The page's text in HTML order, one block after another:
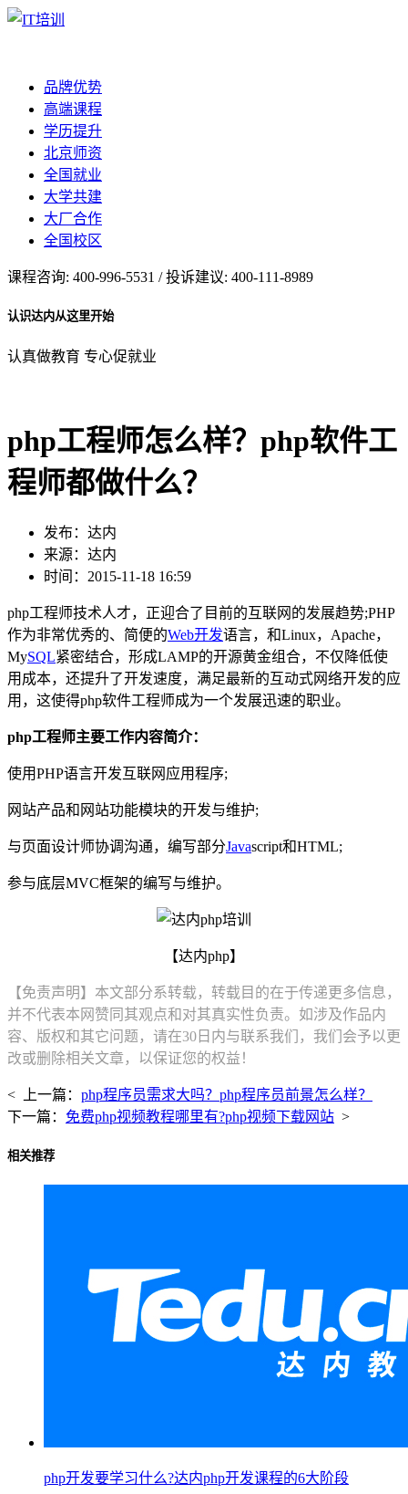
品牌优势
高端课程
学历提升
北京师资
全国就业
大学共建
大厂合作
全国校区
课程咨询: 400-996-5531 / 投诉建议: 400-111-8989
认识达内从这里开始
认真做教育 专心促就业
php工程师怎么样？php软件工
程师都做什么？
发布：达内
来源：达内
时间：2015-11-18 16:59
php工程师技术人才，正迎合了目前的互联网的发展趋势;PHP
作为非常优秀的、简便的Web开发语言，和Linux，Apache，
MySQL紧密结合，形成LAMP的开源黄金组合，不仅降低使
用成本，还提升了开发速度，满足最新的互动式网络开发的应
用，这使得php软件工程师成为一个发展迅速的职业。
php工程师主要工作内容简介：
使用PHP语言开发互联网应用程序;
网站产品和网站功能模块的开发与维护;
与页面设计师协调沟通，编写部分Javascript和HTML;
参与底层MVC框架的编写与维护。
【达内php】
【免责声明】本文部分系转载，转载目的在于传递更多信息，
并不代表本网赞同其观点和对其真实性负责。如涉及作品内
容、版权和其它问题，请在30日内与联系我们，我们会予以更
改或删除相关文章，以保证您的权益！
< 上一篇： php程序员需求大吗？php程序员前景怎么样？
下一篇： 免费php视频教程哪里有?php视频下载网站 >
相关推荐
php开发要学习什么?达内php开发课程的6大阶段